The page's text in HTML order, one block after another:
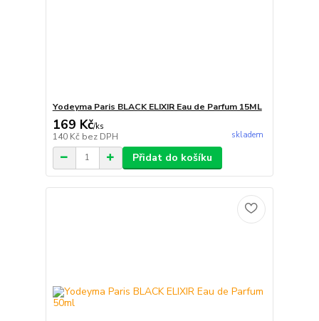
Yodeyma Paris BLACK ELIXIR Eau de Parfum 15ML
169 Kč/ks
140 Kč bez DPH skladem
Přidat do košíku